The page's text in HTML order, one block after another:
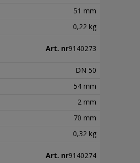
51 mm
0,22 kg
Art. nr9140273
DN 50
54 mm
2 mm
70 mm
0,32 kg
Art. nr9140274